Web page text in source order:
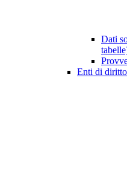
Dati
Enti di